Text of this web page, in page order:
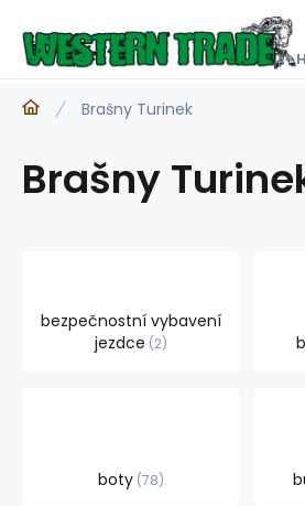
Brašny Turinek
Brašny
bezpečnostní vybavení
jezdce 2
boty 78